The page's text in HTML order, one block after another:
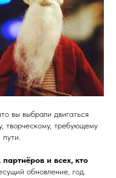
вы выбрали двигаться
творческому, требующему
и всех, кто
обновление, год.